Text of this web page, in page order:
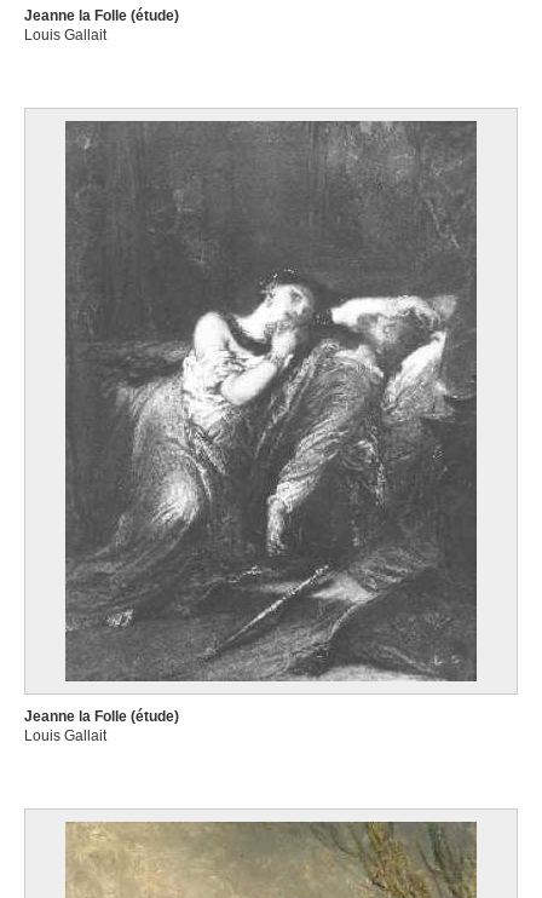
Jeanne la Folle (étude)
Louis Gallait
Jeanne la Folle (étude)
Louis Gallait